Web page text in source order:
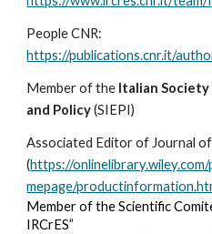
People CNR:
https://publications.cnr.it/
Member of the Italian
and Policy(SIEPI)
Associated Editor of Journal
(https://
mepage/
Member of the Scientific
IRCrES”